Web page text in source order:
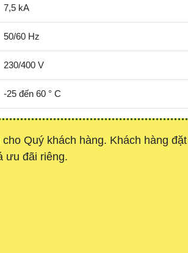
7,5 kA
50/60 Hz
230/400 V
-25 đến 60 ° C
Quý khách hàng. Khách hàng
ưu đãi riêng.